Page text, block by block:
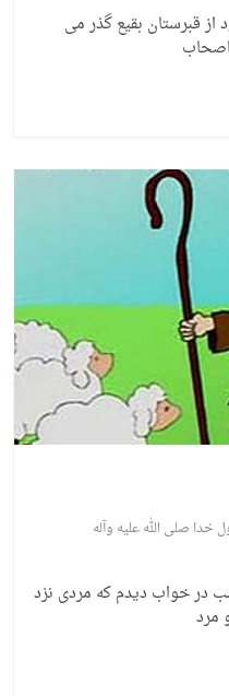
قبرستان بقیع گذر می
اصحاب
خدا صلی الله علیه وآله
در خواب دیدم که مردی نزد
مرد